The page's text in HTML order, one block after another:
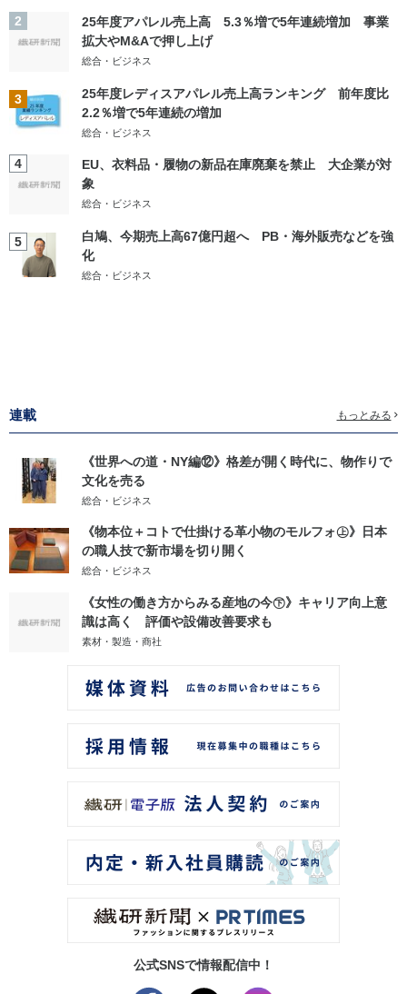
2
25年度アパレル売上高 5.3％増で5年連続増加 事業
拡大やM&Aで押し上げ
総合・ビジネス
3
25年度レディスアパレル売上高ランキング 前年度比
2.2％増で5年連続の増加
総合・ビジネス
4
EU、衣料品・履物の新品在庫廃棄を禁止 大企業が対
象
総合・ビジネス
5
白鳩、今期売上高67億円超へ PB・海外販売などを強
化
総合・ビジネス
連載 もっとみる
《世界への道・NY編⑫》格差が開く時代に、物作りで
文化を売る
総合・ビジネス
《物本位＋コトで仕掛ける革小物のモルフォ㊤》日本
の職人技で新市場を切り開く
総合・ビジネス
《女性の働き方からみる産地の今㊦》キャリア向上意
識は高く 評価や設備改善要求も
素材・製造・商社
公式SNSで情報配信中！